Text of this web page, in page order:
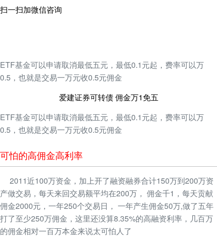
扫一扫加微信咨询
ETF基金可以申请取消最低五元，最低0.1元起，费率可以万
0.5，也就是交易一万元收0.5元佣金
爱建证券可转债 佣金万1免五
ETF基金可以申请取消最低五元，最低0.1元起，费率可以万
0.5，也就是交易一万元收0.5元佣金
可怕的高佣金高利率
2011近100万资金，加上开了融资融券合计150万到200万资
产做交易，每天来回交易额平均在200万， 佣金千1，每天贡献
佣金2000元，一年250个交易日， 一年产生佣金50万,做了五年
打了至少250万佣金，这里还没算8.35%的高融资利率，几百万
的佣金相对一百万本金来说太可怕人了